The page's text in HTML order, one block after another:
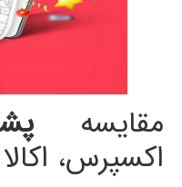
مقایسه
اکسپرس،